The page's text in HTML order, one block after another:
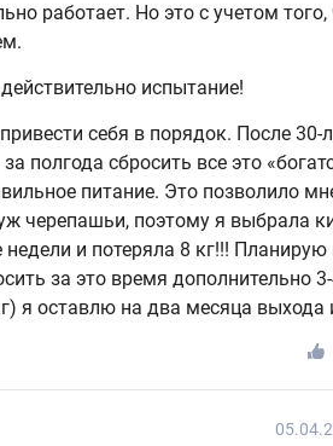
работает. Но это с учетом того,
испытание!
себя в порядок. После 30-
полгода сбросить все это
питание. Это позволило
черепашьи, поэтому я выбрала
и потеряла 8 кг!!! Планирую
за это время дополнительно 3-
я оставлю на два месяца выхода